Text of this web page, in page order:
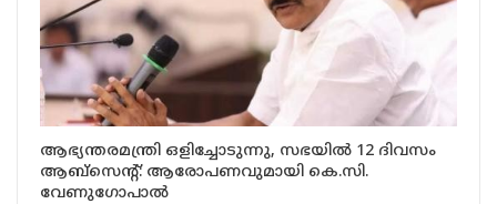
ആഭ്യന്തരമന്ത്രി ഒളിച്ചോടുന്നു, സഭയിൽ 12 ദിവസം
ആബ്‌സെന്റ്: ആരോപണവുമായി കെ.സി.
വേണുഗോപാൽ